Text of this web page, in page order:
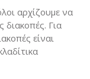
αρχίζουμε να
διακοπές. Για
είναι